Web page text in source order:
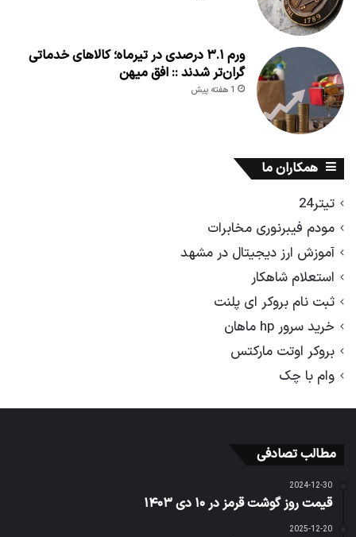
ورم ۳.۱ درصدی در تیرماه؛ کالاهای خدماتی
گران‌تر شدند :: افق میهن
1 هفته پیش
همکاران ما
تیتر24
مودم فیبرنوری مخابرات
آموزش ارز دیجیتال در مشهد
استعلام شاهکار
ثبت نام بروکر ای پلنت
خرید سرور hp ماهان
بروکر اوتت مارکتس
وام با چک
مطالب تصادفی
2024-12-30
قیمت روز گوشت قرمز در ۱۰ دی ۱۴۰۳
2025-12-20